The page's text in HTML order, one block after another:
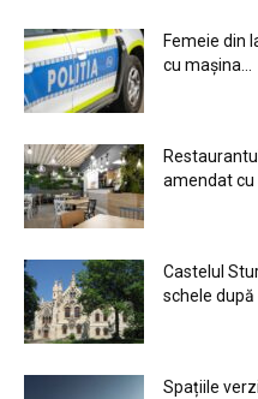
Femeie din
cu mașina...
amendat cu
Castelul
schele după
Spațiile